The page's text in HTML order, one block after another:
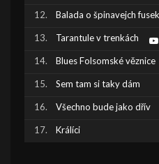
Balada o špinavejch
Tarantule v trenkách
Blues Folsomské věznice
Sem tam si taky dám
Všechno bude jako dřív
Králíci